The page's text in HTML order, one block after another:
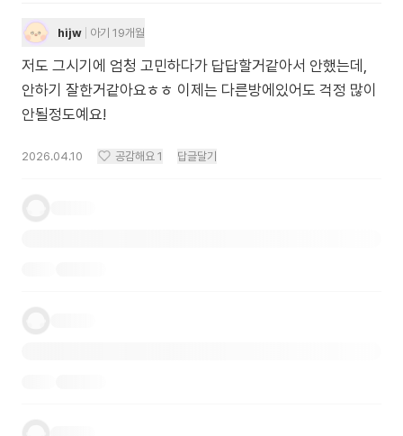
hijw 아기 19개월
저도 그시기에 엄청 고민하다가 답답할거같아서 안했는데,
안하기 잘한거같아요ㅎㅎ 이제는 다른방에있어도 걱정 많이
안될정도예요!
2026.04.10 공감해요 1 답글달기